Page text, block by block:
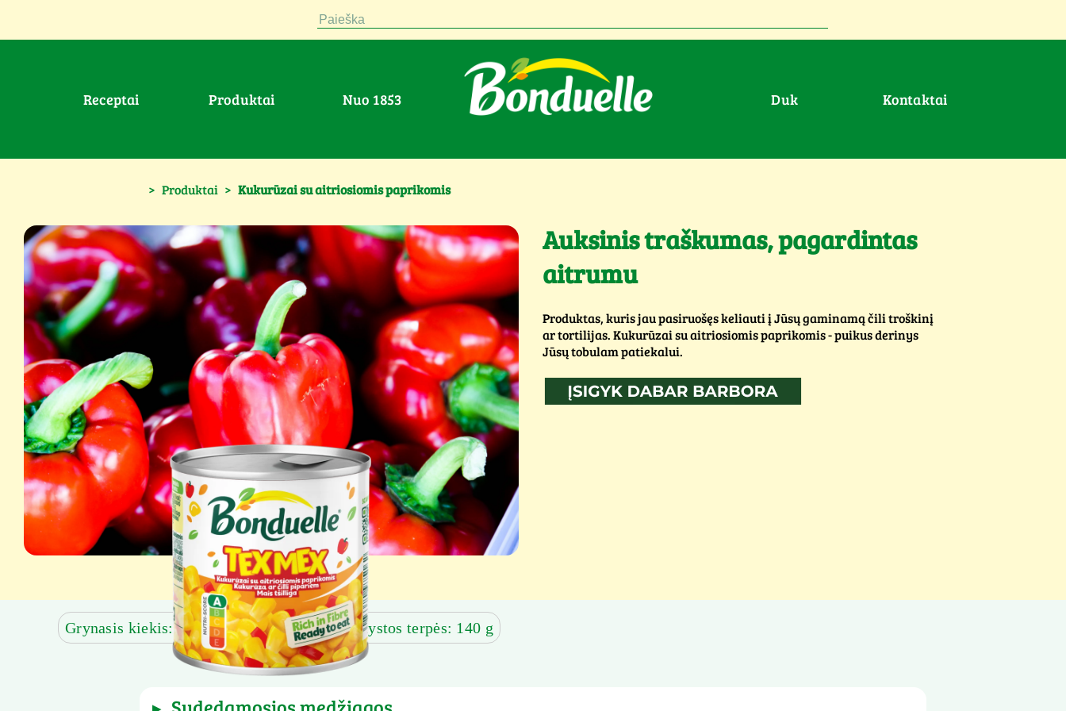
Paieška
Receptai Produktai nuo 1853 duk Kontaktai
> Produktai > Kukurūzai su aitriosiomis paprikomis
Auksinis traškumas, pagardintas
aitrumu
Produktas, kuris jau pasiruošęs keliauti į Jūsų gaminamą čili troškinį
ar tortilijas. Kukurūzai su aitriosiomis paprikomis - puikus derinys
Jūsų tobulam patiekalui.
Grynasis kiekis: 165 g Grynoji masė be skystos terpės: 140 g
▶